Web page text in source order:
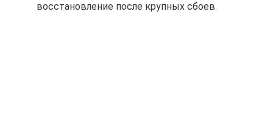
восстановление после крупных сбоев.